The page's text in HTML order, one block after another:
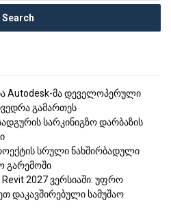
Autodesk-მა დეველოპერული
გამართეს
სარკინიგზო დარბაზის
სრული ნახშირბადული
გარემოში
2027 ვერსიაში: უფრო
დაკავშირებული სამუშაო